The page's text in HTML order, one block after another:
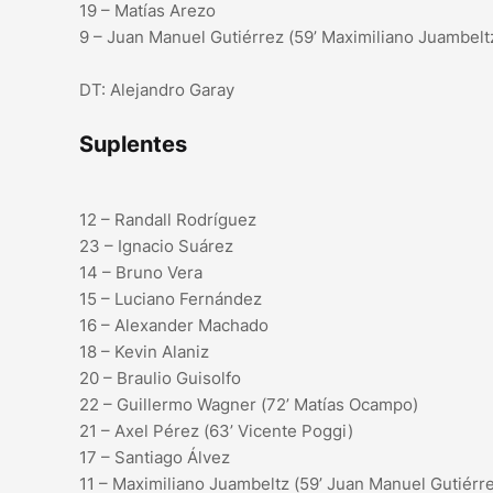
19 – Matías Arezo
9 – Juan Manuel Gutiérrez (59’ Maximiliano
DT: Alejandro Garay
Suplentes
12 – Randall Rodríguez
23 – Ignacio Suárez
14 – Bruno Vera
15 – Luciano Fernández
16 – Alexander Machado
18 – Kevin Alaniz
20 – Braulio Guisolfo
22 – Guillermo Wagner (72’ Matías Ocampo)
21 – Axel Pérez (63’ Vicente Poggi)
17 – Santiago Álvez
11 – Maximiliano Juambeltz (59’ Juan Manuel